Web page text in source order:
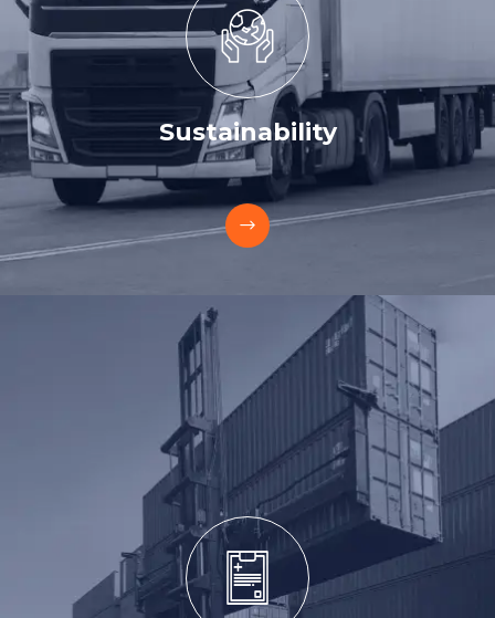
Sustainability